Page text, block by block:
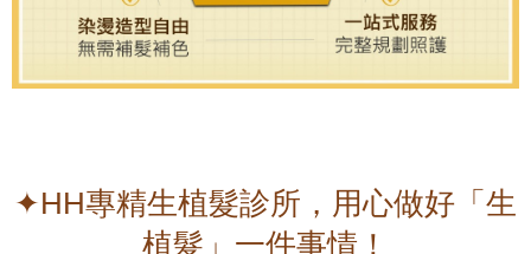
✦HH專精生植髮診所，用心做好「生
植髮」一件事情！